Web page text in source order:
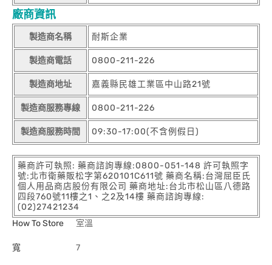
廠商資訊
製造商名稱 耐斯企業
製造商電話 0800-211-226
製造商地址 嘉義縣民雄工業區中山路21號
製造商服務專線 0800-211-226
製造商服務時間 09:30-17:00(不含例假日)
藥商許可執照: 藥商諮詢專線:0800-051-148 許可執照字
號:北市衛藥販松字第620101C611號 藥商名稱:台灣屈臣氏
個人用品商店股份有限公司 藥商地址:台北市松山區八德路
四段760號11樓之1、之2及14樓 藥商諮詢專線:
(02)27421234
How To Store
室溫
寬 7